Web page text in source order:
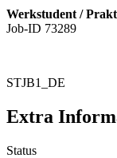
Werkstudent /
Job-ID 73289
STJB1_DE
Extra
Status